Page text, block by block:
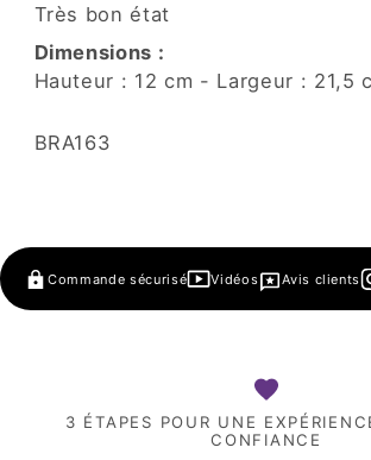
Très bon état
Dimensions :
Hauteur : 12 cm - Largeur : 21,5
SKU:
BRA163
Commande sécurisé Vidéos Avis clients
3 ÉTAPES POUR UNE
CONFIANCE